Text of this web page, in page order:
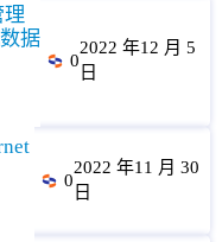
理
据
0
2022 年12 月 5
日
0
2022 年11 月 30
日